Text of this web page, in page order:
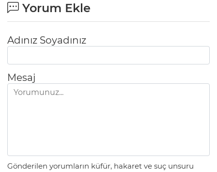
Yorum Ekle
Adınız Soyadınız
Mesaj
Gönderilen yorumların küfür, hakaret ve suç unsuru